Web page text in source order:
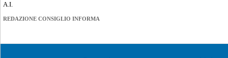
A.I.
REDAZIONE CONSIGLIO INFORMA